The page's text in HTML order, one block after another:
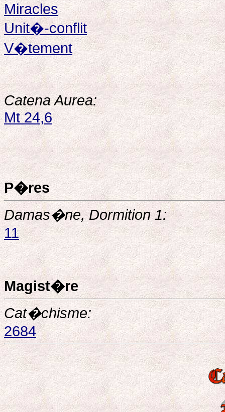
Miracles
Unit�-conflit
V�tement
Catena Aurea:
Mt 24,6
P�res
Damas�ne, Dormition 1:
11
Magist�re
Cat�chisme:
2684